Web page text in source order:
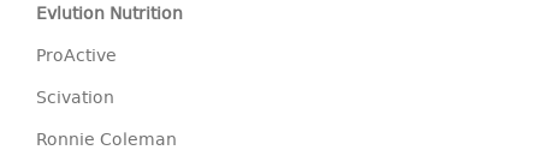
Evlution Nutrition
ProActive
Scivation
Ronnie Coleman